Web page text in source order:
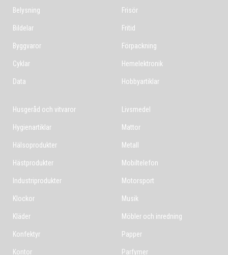
Belysning
Bildelar
Byggvaror
Cyklar
Data
Frisör
Fritid
Förpackning
Hemelektronik
Hobbyartiklar
Husgeråd och vitvaror
Hygienartiklar
Hälsoprodukter
Hästprodukter
Industriprodukter
Klockor
Kläder
Konfektyr
Kontor
Livsmedel
Mattor
Metall
Mobiltelefon
Motorsport
Musik
Möbler och inredning
Papper
Parfymer